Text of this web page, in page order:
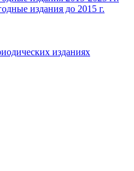
издания до 2015 г.
изданиях